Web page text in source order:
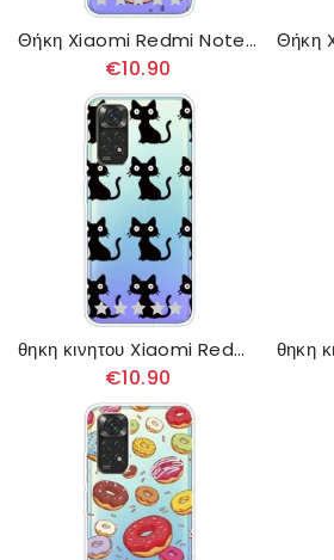
Θήκη Xiaomi Redmi Note 11 Pro 4G / 5G Παγωτό
€10.90
θηκη κινητου Xiaomi Redmi Note 11 Pro 4G / 5G Πολλαπλές Μαύρες Γάτες
€10.90